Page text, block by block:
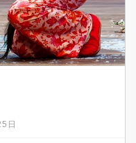
日